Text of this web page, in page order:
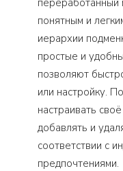
переработанный
понятным и
иерархии
простые и
позволяют
или настройку.
настраивать
добавлять и
соответствии с
предпочтениями.